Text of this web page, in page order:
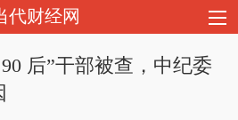
代财经网
后”干部被查，中纪委